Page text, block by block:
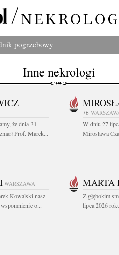
pogrzebowy
Inne nekrologi
że dnia 31
Prof. Marek...
76
W dniu 27
Mirosława
WARSZAWA
Kowalski nasz
o...
MARTA
Z głębokim
lipca 2026